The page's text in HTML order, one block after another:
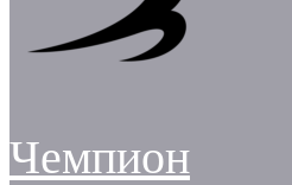
Чемпион